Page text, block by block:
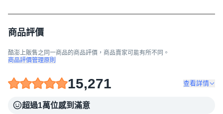
商品評價
酷澎上販售之同一商品的商品評價，商品賣家可能有所不同。
商品評價管理原則
15,271 查看詳情
超過1萬位感到滿意